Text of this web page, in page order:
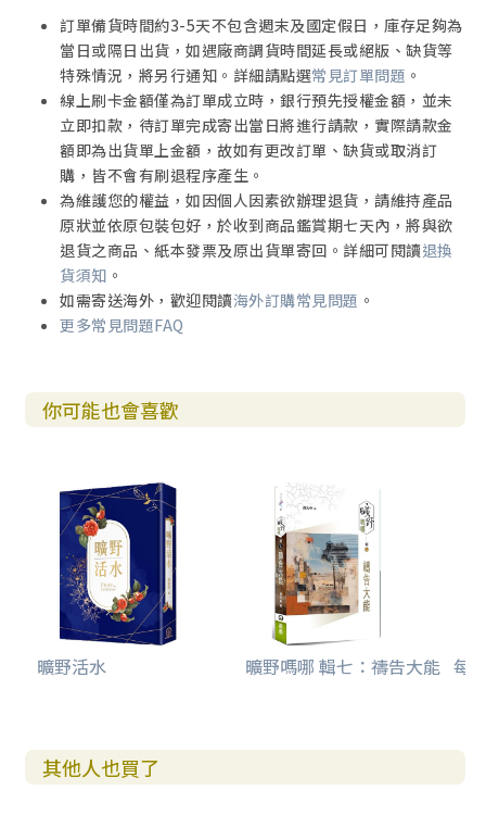
的影響)
50.我宣告[這很有效](克服需要證據，才相信改變正在發生的
疑惑）
訂單備貨時間約3-5天不包含週末及國定假日，庫存足夠為
當日或隔日出貨，如遇廠商調貨時間延長或絕版、缺貨等
特殊情況，將另行通知。詳細請點選常見訂單問題 。
線上刷卡金額僅為訂單成立時，銀行預先授權金額，並未
立即扣款，待訂單完成寄出當日將進行請款，實際請款金
額即為出貨單上金額，故如有更改訂單、缺貨或取消訂
購，皆不會有刷退程序產生。
為維護您的權益，如因個人因素欲辦理退貨，請維持產品
原狀並依原包裝包好，於收到商品鑑賞期七天內，將與欲
退貨之商品、紙本發票及原出貨單寄回。詳細可閱讀退換
貨須知 。
如需寄送海外，歡迎閱讀海外訂購常見問題 。
更多常見問題FAQ
你可能也會喜歡
曠野活水 曠野嗎哪 輯七：禱告大能 每
其他人也買了